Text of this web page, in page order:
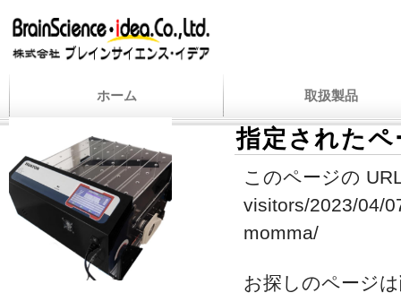
ホーム 取扱製品
指定された
このページの
visitors/2023/04/
momma/
お探しのページ